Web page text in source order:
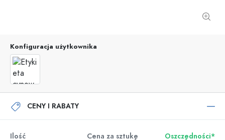
Konfiguracja użytkownika
CENY I RABATY
Ilość Cena za sztukę
Oszczędności*